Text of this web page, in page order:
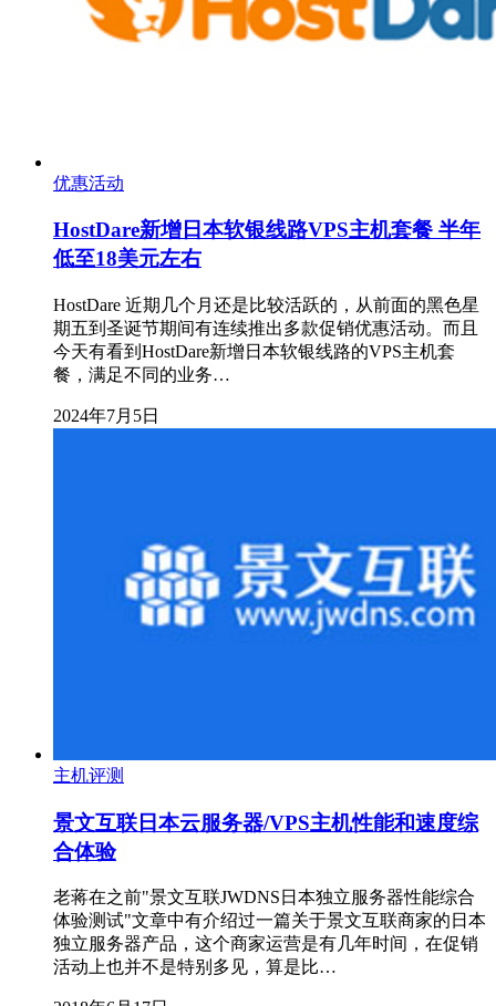
优惠活动
HostDare新增日本软银线路VPS主机套餐 半年
低至18美元左右
HostDare 近期几个月还是比较活跃的，从前面的黑色星
期五到圣诞节期间有连续推出多款促销优惠活动。而且
今天有看到HostDare新增日本软银线路的VPS主机套
餐，满足不同的业务…
2024年7月5日
主机评测
景文互联日本云服务器/VPS主机性能和速度综
合体验
老蒋在之前"景文互联JWDNS日本独立服务器性能综合
体验测试"文章中有介绍过一篇关于景文互联商家的日本
独立服务器产品，这个商家运营是有几年时间，在促销
活动上也并不是特别多见，算是比…